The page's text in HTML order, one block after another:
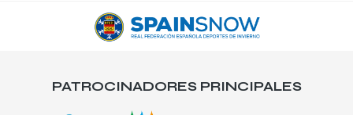
PATROCINADORES PRINCIPALES